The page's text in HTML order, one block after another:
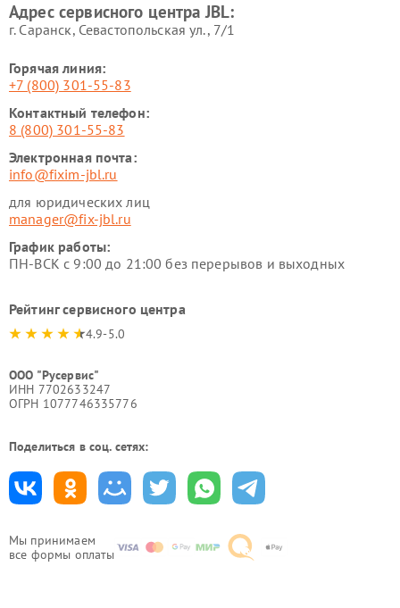
Мы принимаем
все формы оплаты
Адрес сервисного центра JBL:
г. Саранск, Севастопольская ул., 7/1
Горячая линия:
+7 (800) 301-55-83
Контактный телефон:
8 (800) 301-55-83
Электронная почта:
info@fixim-jbl.ru
для юридических лиц
manager@fix-jbl.ru
График работы:
ПН-ВСК с 9:00 до 21:00 без перерывов и выходных
Рейтинг сервисного центра
4.9-5.0
ООО "Русервис"
ИНН 7702633247
ОГРН 1077746335776
Поделиться в соц. сетях: